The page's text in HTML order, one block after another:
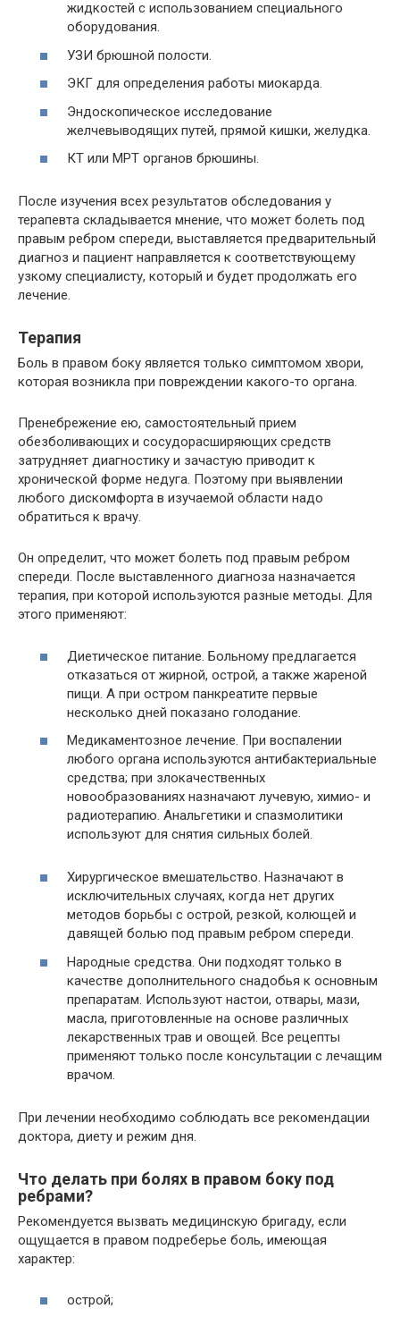
жидкостей с использованием специального
оборудования.
УЗИ брюшной полости.
ЭКГ для определения работы миокарда.
Эндоскопическое исследование
желчевыводящих путей, прямой кишки, желудка.
КТ или МРТ органов брюшины.
После изучения всех результатов обследования у
терапевта складывается мнение, что может болеть под
правым ребром спереди, выставляется предварительный
диагноз и пациент направляется к соответствующему
узкому специалисту, который и будет продолжать его
лечение.
Терапия
Боль в правом боку является только симптомом хвори,
которая возникла при повреждении какого-то органа.
Пренебрежение ею, самостоятельный прием
обезболивающих и сосудорасширяющих средств
затрудняет диагностику и зачастую приводит к
хронической форме недуга. Поэтому при выявлении
любого дискомфорта в изучаемой области надо
обратиться к врачу.
Он определит, что может болеть под правым ребром
спереди. После выставленного диагноза назначается
терапия, при которой используются разные методы. Для
этого применяют:
Диетическое питание. Больному предлагается
отказаться от жирной, острой, а также жареной
пищи. А при остром панкреатите первые
несколько дней показано голодание.
Медикаментозное лечение. При воспалении
любого органа используются антибактериальные
средства; при злокачественных
новообразованиях назначают лучевую, химио- и
радиотерапию. Анальгетики и спазмолитики
используют для снятия сильных болей.
Хирургическое вмешательство. Назначают в
исключительных случаях, когда нет других
методов борьбы с острой, резкой, колющей и
давящей болью под правым ребром спереди.
Народные средства. Они подходят только в
качестве дополнительного снадобья к основным
препаратам. Используют настои, отвары, мази,
масла, приготовленные на основе различных
лекарственных трав и овощей. Все рецепты
применяют только после консультации с лечащим
врачом.
При лечении необходимо соблюдать все рекомендации
доктора, диету и режим дня.
Что делать при болях в правом боку под
ребрами?
Рекомендуется вызвать медицинскую бригаду, если
ощущается в правом подреберье боль, имеющая
характер:
острой;